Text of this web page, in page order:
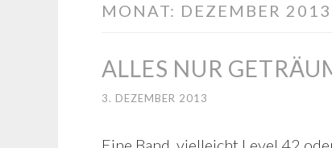
MONAT: DEZEMBER 2013
ALLES NUR
3. DEZEMBER 2013